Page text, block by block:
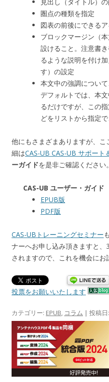
圏点の種類を指定
図表の前後にできる
ブロックマージン（
設けること。注意書
るような説明を付け
す）の設定
本文中の強調につい
デフォルトでは、本
るだけですが、この
どをリストから指定で
他にもさまざまありますが、
細はCAS-UB CAS-UB サポート
ーガイドを是非ご確認ください。
CAS-UB ユーザー・ガイド
EPUB版
PDF版
CAS-UBトレーニングセミナー
ナーへお申し込み頂きますと
されますので、これを機会にお
投票をお願いいたします
カテゴリー: EPUB, コラム | 投稿日: